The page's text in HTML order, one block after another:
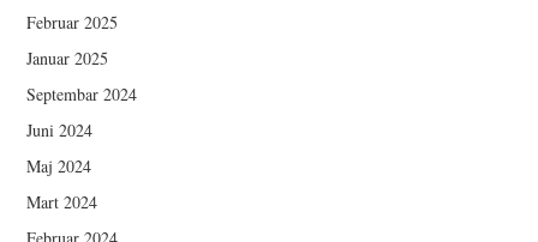
Februar 2025
Januar 2025
Septembar 2024
Juni 2024
Maj 2024
Mart 2024